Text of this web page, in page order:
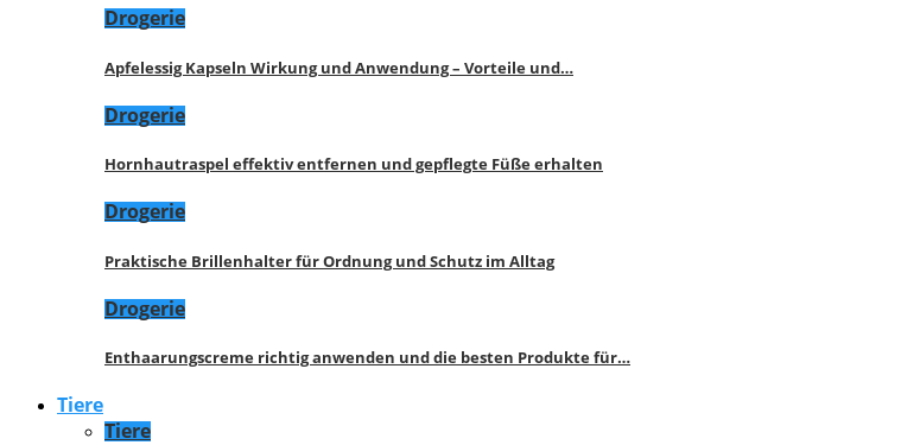
Drogerie
Apfelessig Kapseln Wirkung und Anwendung – Vorteile und…
Drogerie
Hornhautraspel effektiv entfernen und gepflegte Füße erhalten
Drogerie
Praktische Brillenhalter für Ordnung und Schutz im Alltag
Drogerie
Enthaarungscreme richtig anwenden und die besten Produkte für…
Tiere
Tiere